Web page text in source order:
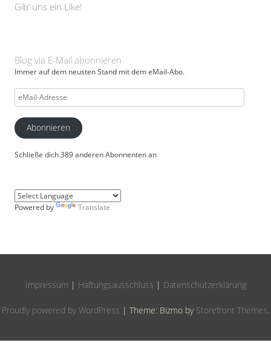
Gib‘ uns ein Like!
Blog via E-Mail abonnieren
Immer auf dem neusten Stand mit dem eMail-Abo.
eMail-
Adresse
Abonnieren
Schließe dich 389 anderen Abonnenten an
Powered by Translate
Impressum | Haftungsausschluss | Datenschutzerklärung
Proudly powered by WordPress | Theme: Bizmo by Storefront Themes.